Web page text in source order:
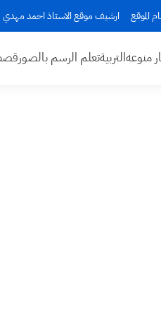
الموقع ارشيف موقع الاستاذ احمد مهدي
منوعهالتربيةتعلم الرسم بالصور